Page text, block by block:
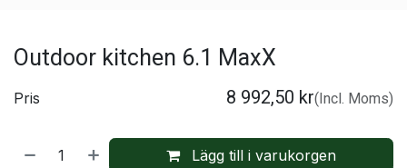
Outdoor kitchen 6.1 MaxX
Lägg till i varukorgen
Pris 8 992,50 kr(Incl. Moms)